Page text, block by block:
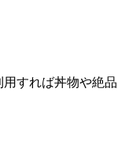
すれば丼物や絶品